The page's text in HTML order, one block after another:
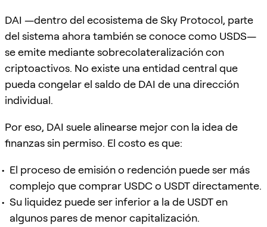
DAI —dentro del ecosistema de Sky Protocol, parte
del sistema ahora también se conoce como USDS—
se emite mediante sobrecolateralización con
criptoactivos. No existe una entidad central que
pueda congelar el saldo de DAI de una dirección
individual.
Por eso, DAI suele alinearse mejor con la idea de
finanzas sin permiso. El costo es que:
El proceso de emisión o redención puede ser más
complejo que comprar USDC o USDT directamente.
Su liquidez puede ser inferior a la de USDT en
algunos pares de menor capitalización.